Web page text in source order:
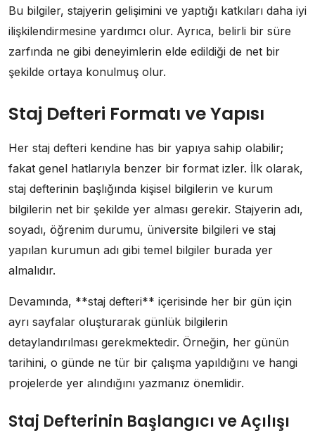
Bu bilgiler, stajyerin gelişimini ve yaptığı katkıları daha iyi
ilişkilendirmesine yardımcı olur. Ayrıca, belirli bir süre
zarfında ne gibi deneyimlerin elde edildiği de net bir
şekilde ortaya konulmuş olur.
Staj Defteri Formatı ve Yapısı
Her staj defteri kendine has bir yapıya sahip olabilir;
fakat genel hatlarıyla benzer bir format izler. İlk olarak,
staj defterinin başlığında kişisel bilgilerin ve kurum
bilgilerin net bir şekilde yer alması gerekir. Stajyerin adı,
soyadı, öğrenim durumu, üniversite bilgileri ve staj
yapılan kurumun adı gibi temel bilgiler burada yer
almalıdır.
Devamında, **staj defteri** içerisinde her bir gün için
ayrı sayfalar oluşturarak günlük bilgilerin
detaylandırılması gerekmektedir. Örneğin, her günün
tarihini, o günde ne tür bir çalışma yapıldığını ve hangi
projelerde yer alındığını yazmanız önemlidir.
Staj Defterinin Başlangıcı ve Açılışı